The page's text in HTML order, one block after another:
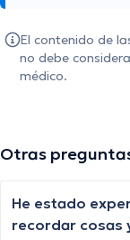
El contenido de
no debe
médico.
Otras
He estado
recordar cosas